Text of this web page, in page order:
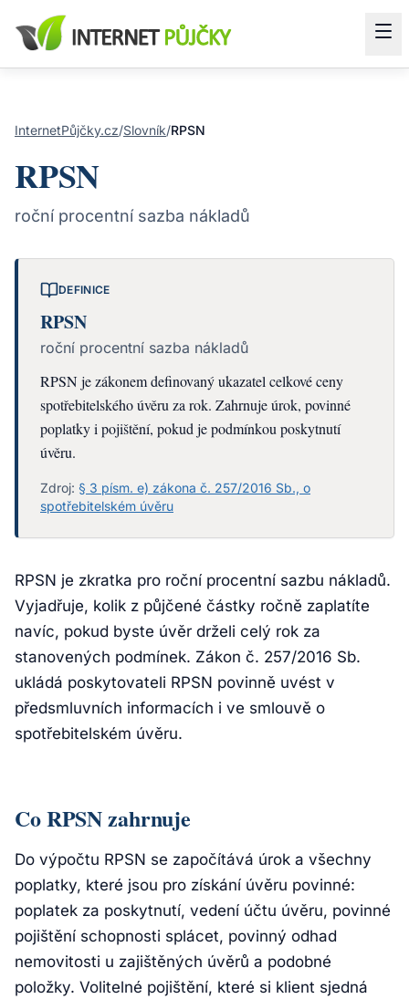
InternetPůjčky.cz/Slovník/RPSN
RPSN
roční procentní sazba nákladů
DEFINICE
RPSN
roční procentní sazba nákladů
RPSN je zákonem definovaný ukazatel celkové ceny
spotřebitelského úvěru za rok. Zahrnuje úrok, povinné
poplatky i pojištění, pokud je podmínkou poskytnutí
úvěru.
Zdroj: § 3 písm. e) zákona č. 257/2016 Sb., o
spotřebitelském úvěru
RPSN je zkratka pro roční procentní sazbu nákladů.
Vyjadřuje, kolik z půjčené částky ročně zaplatíte
navíc, pokud byste úvěr drželi celý rok za
stanovených podmínek. Zákon č. 257/2016 Sb.
ukládá poskytovateli RPSN povinně uvést v
předsmluvních informacích i ve smlouvě o
spotřebitelském úvěru.
Co RPSN zahrnuje
Do výpočtu RPSN se započítává úrok a všechny
poplatky, které jsou pro získání úvěru povinné:
poplatek za poskytnutí, vedení účtu úvěru, povinné
pojištění schopnosti splácet, povinný odhad
nemovitosti u zajištěných úvěrů a podobné
položky. Volitelné pojištění, které si klient sjedná